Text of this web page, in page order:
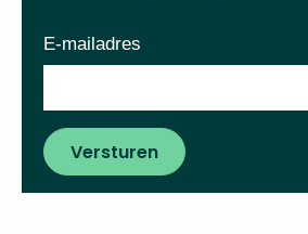
E-mailadres
Versturen